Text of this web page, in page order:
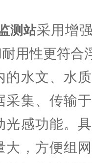
测站采用增
用性更符合
的水文、水
采集、传输
光感功能。
大，方便组